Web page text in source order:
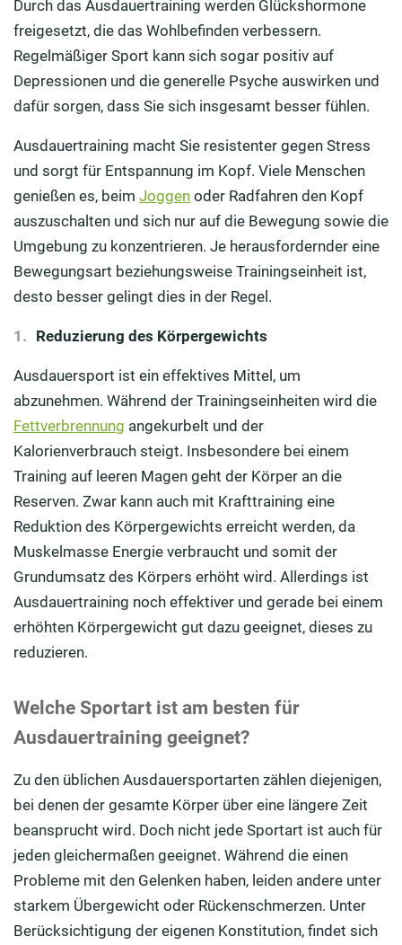
Durch das Ausdauertraining werden Glückshormone
freigesetzt, die das Wohlbefinden verbessern.
Regelmäßiger Sport kann sich sogar positiv auf
Depressionen und die generelle Psyche auswirken und
dafür sorgen, dass Sie sich insgesamt besser fühlen.
Ausdauertraining macht Sie resistenter gegen Stress
und sorgt für Entspannung im Kopf. Viele Menschen
genießen es, beim Joggen oder Radfahren den Kopf
auszuschalten und sich nur auf die Bewegung sowie die
Umgebung zu konzentrieren. Je herausfordernder eine
Bewegungsart beziehungsweise Trainingseinheit ist,
desto besser gelingt dies in der Regel.
Reduzierung des Körpergewichts
Ausdauersport ist ein effektives Mittel, um
abzunehmen. Während der Trainingseinheiten wird die
Fettverbrennung angekurbelt und der
Kalorienverbrauch steigt. Insbesondere bei einem
Training auf leeren Magen geht der Körper an die
Reserven. Zwar kann auch mit Krafttraining eine
Reduktion des Körpergewichts erreicht werden, da
Muskelmasse Energie verbraucht und somit der
Grundumsatz des Körpers erhöht wird. Allerdings ist
Ausdauertraining noch effektiver und gerade bei einem
erhöhten Körpergewicht gut dazu geeignet, dieses zu
reduzieren.
Welche Sportart ist am besten für
Ausdauertraining geeignet?
Zu den üblichen Ausdauersportarten zählen diejenigen,
bei denen der gesamte Körper über eine längere Zeit
beansprucht wird. Doch nicht jede Sportart ist auch für
jeden gleichermaßen geeignet. Während die einen
Probleme mit den Gelenken haben, leiden andere unter
starkem Übergewicht oder Rückenschmerzen. Unter
Berücksichtigung der eigenen Konstitution, findet sich